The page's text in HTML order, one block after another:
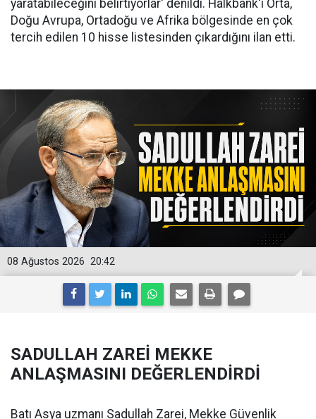
yaratabileceğini belirtiyorlar' denildi. Halkbank'ı Orta,
Doğu Avrupa, Ortadoğu ve Afrika bölgesinde en çok
tercih edilen 10 hisse listesinden çıkardığını ilan etti.
20:42
08 Ağustos 2026
SADULLAH ZAREİ MEKKE
ANLAŞMASINI DEĞERLENDİRDİ
Batı Asya uzmanı Sadullah Zarei, Mekke Güvenlik